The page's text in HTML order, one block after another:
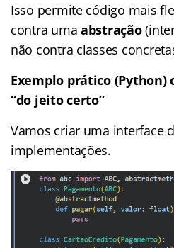
Isso permite código mais
contra umaabstração
não contra classes
Exemplo prático
“do jeito certo”
Vamos criar uma interface
implementações.